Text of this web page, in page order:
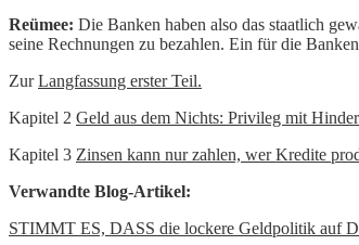
Reümee: Die Banken haben also das staatlich
seine Rechnungen zu bezahlen. Ein für die
ZurLangfassung erster Teil.
Kapitel 2 Geld aus dem Nichts: Privileg mit
Kapitel 3 Zinsen kann nur zahlen, wer Kredite
Verwandte Blog-Artikel:
STIMMT ES, DASS die lockere Geldpolitik auf